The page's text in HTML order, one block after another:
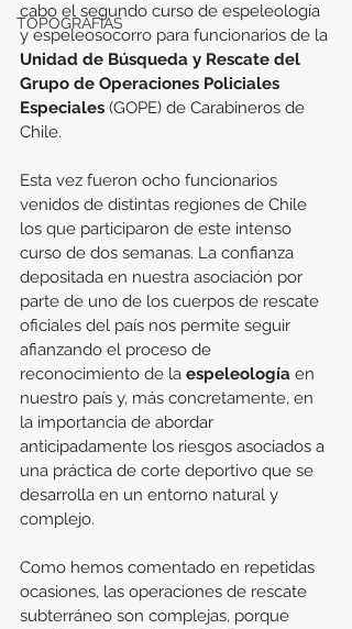
TOPOGRAFÍAS
cabo el segundo curso de espeleología
y espeleosocorro para funcionarios de la
Unidad de Búsqueda y Rescate del
Grupo de Operaciones Policiales
Especiales (GOPE) de Carabineros de
Chile.
Esta vez fueron ocho funcionarios
venidos de distintas regiones de Chile
los que participaron de este intenso
curso de dos semanas. La confianza
depositada en nuestra asociación por
parte de uno de los cuerpos de rescate
oficiales del país nos permite seguir
afianzando el proceso de
reconocimiento de la espeleología en
nuestro país y, más concretamente, en
la importancia de abordar
anticipadamente los riesgos asociados a
una práctica de corte deportivo que se
desarrolla en un entorno natural y
complejo.
Como hemos comentado en repetidas
ocasiones, las operaciones de rescate
subterráneo son complejas, porque